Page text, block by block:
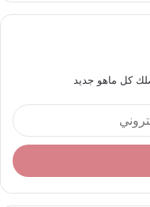
كل ماهو جديد